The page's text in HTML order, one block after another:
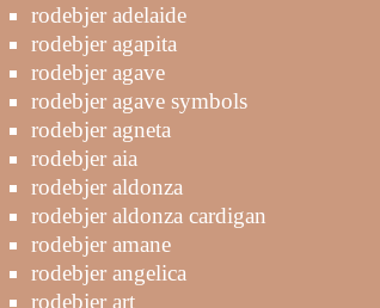
rodebjer adelaide
rodebjer agapita
rodebjer agave
rodebjer agave symbols
rodebjer agneta
rodebjer aia
rodebjer aldonza
rodebjer aldonza cardigan
rodebjer amane
rodebjer angelica
rodebjer art